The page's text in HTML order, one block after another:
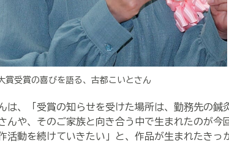
賞受賞の喜びを語る、古都こいとさん
、「受賞の知らせを受けた場所は、勤務先の鍼
んや、そのご家族と向き合う中で生まれたのが今
活動を続けていきたい」と、作品が生まれたきっ